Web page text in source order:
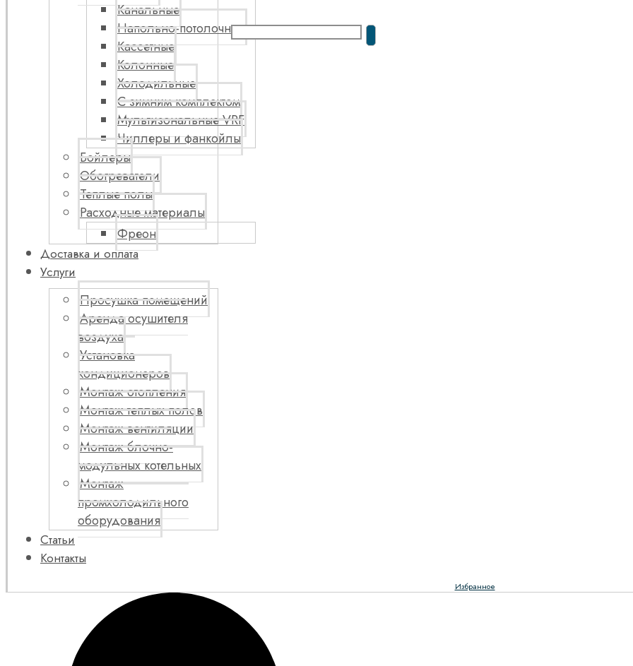
Канальные
Напольно-потолочные
Кассетные
Колонные
Холодильные
С зимним комплектом
Мультизональные VRF
Чиллеры и фанкойлы
Бойлеры
Обогреватели
Теплые полы
Расходные материалы
Фреон
Доставка и оплата
Услуги
Просушка помещений
Аренда осушителя
воздуха
Установка
кондиционеров
Монтаж отопления
Монтаж теплых полов
Монтаж вентиляции
Монтаж блочно-
модульных котельных
Монтаж
промхолодильного
оборудования
Статьи
Контакты
Избранное